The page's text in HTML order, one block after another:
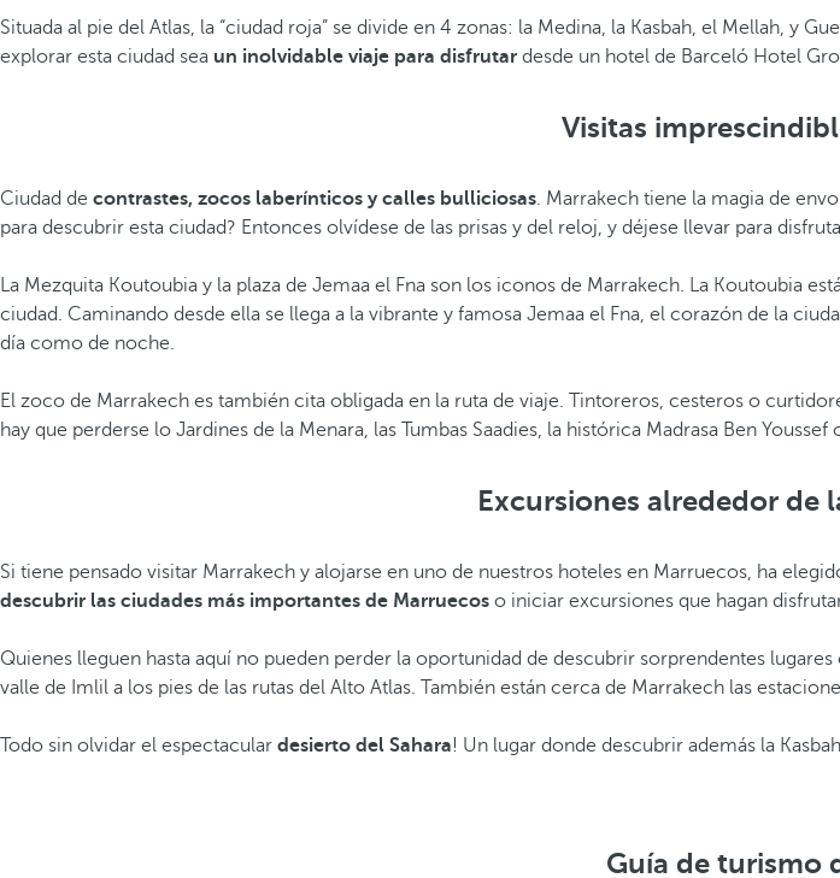
Situada al pie del Atlas, la “ciudad roja” se divide en 4 zonas: la Medina, la Kasbah, el Mellah, y
explorar esta ciudad sea un inolvidable viaje para disfrutar desde un hotel de Barceló Hotel
Visitas
Ciudad de contrastes, zocos laberínticos y calles bulliciosas. Marrakech tiene la magia de
para descubrir esta ciudad? Entonces olvídese de las prisas y del reloj, y déjese llevar para
La Mezquita Koutoubia y la plaza de Jemaa el Fna son los iconos de Marrakech. La Koutoubia
ciudad. Caminando desde ella se llega a la vibrante y famosa Jemaa el Fna, el corazón de la
día como de noche.
El zoco de Marrakech es también cita obligada en la ruta de viaje. Tintoreros, cesteros o
hay que perderse lo Jardines de la Menara, las Tumbas Saadies, la histórica Madrasa Ben
Excursiones alrededor de
Si tiene pensado visitar Marrakech y alojarse en uno de nuestros hoteles en Marruecos, ha
descubrir las ciudades más importantes de Marruecos o iniciar excursiones que hagan
Quienes lleguen hasta aquí no pueden perder la oportunidad de descubrir sorprendentes
valle de Imlil a los pies de las rutas del Alto Atlas. También están cerca de Marrakech las
Todo sin olvidar el espectacular desierto del Sahara! Un lugar donde descubrir además la
Guía de turismo